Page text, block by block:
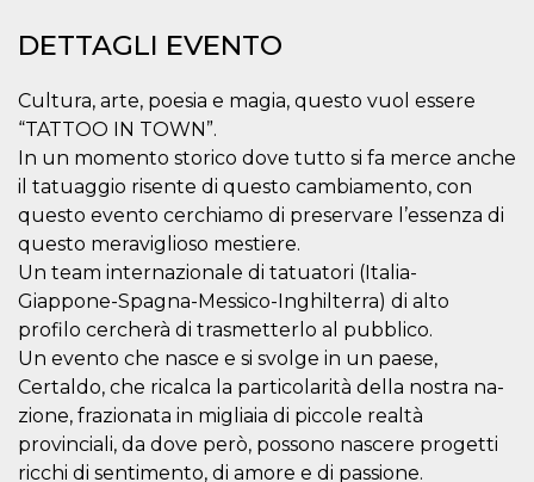
DETTAGLI EVENTO
Cultura, arte, poesia e magia, questo vuol essere
“TATTOO IN TOWN”.
In un momento storico dove tutto si fa merce anche
il tatuaggio risente di questo cambiamento, con
questo evento cerchiamo di preservare l’essenza di
questo meraviglioso mestiere.
Un team internazionale di tatuatori (Italia-
Giappone-Spagna-Messico-Inghilterra) di alto
profilo cercherà di trasmetterlo al pubblico.
Un evento che nasce e si svolge in un paese,
Certaldo, che ricalca la particolarità della nostra na-
zione, frazionata in migliaia di piccole realtà
provinciali, da dove però, possono nascere progetti
ricchi di sentimento, di amore e di passione.
Nome
Storage
type
storage
wpEmojiSettingsSupports
storage
cn_uc__
Local
storage
Nome
Provider /
Dominio
c_user
Meta
Platform Inc.
4
settimane
2 giorni
Cookie di